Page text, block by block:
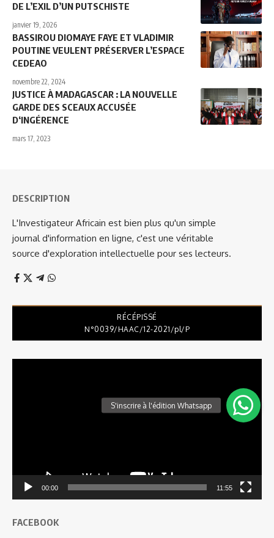
DE L’EXIL D’UN PUTSCHISTE
janvier 19, 2026
BASSIROU DIOMAYE FAYE ET VLADIMIR
POUTINE VEULENT PRÉSERVER L’ESPACE
CEDEAO
novembre 22, 2024
JUSTICE À MADAGASCAR : LA NOUVELLE
GARDE DES SCEAUX ACCUSÉE
D‘INGÉRENCE
mars 17, 2023
DESCRIPTION
L'Investigateur Africain est bien plus qu'un simple
journal d'information en ligne, c'est une véritable
source d'exploration intellectuelle pour ses lecteurs.
RÉCÉPISSÉ
N°0039/HAAC/12-2021/pl/P
00:00 11:55
FACEBOOK